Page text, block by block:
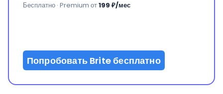
Бесплатно · Premium от199 ₽/мес
Попробовать Brite бесплатно